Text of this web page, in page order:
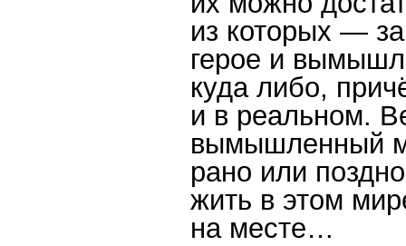
из которых —
герое и
куда либо,
и в реальном.
вымышленный
рано или
жить в этом
на месте…